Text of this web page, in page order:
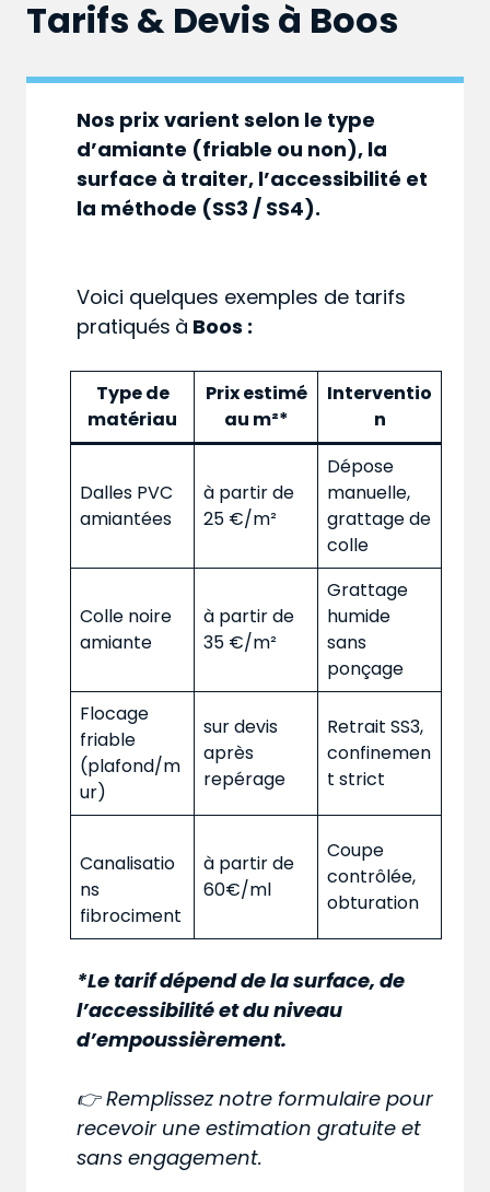
Tarifs & Devis à Boos
Nos prix varient selon le type
d’amiante (friable ou non), la
surface à traiter, l’accessibilité et
la méthode (SS3 / SS4).
Voici quelques exemples de tarifs
pratiqués à Boos :
Type de
matériau
Prix estimé
au m²*
Interventio
n
Dalles PVC
amiantées
à partir de
25 €/m²
Dépose
manuelle,
grattage de
colle
Colle noire
amiante
à partir de
35 €/m²
Grattage
humide
sans
ponçage
Flocage
friable
(plafond/m
ur)
sur devis
après
repérage
Retrait SS3,
confinemen
t strict
Canalisatio
ns
fibrociment
à partir de
60€/ml
Coupe
contrôlée,
obturation
*Le tarif dépend de la surface, de
l’accessibilité et du niveau
d’empoussièrement.
👉 Remplissez notre formulaire pour
recevoir une estimation gratuite et
sans engagement.